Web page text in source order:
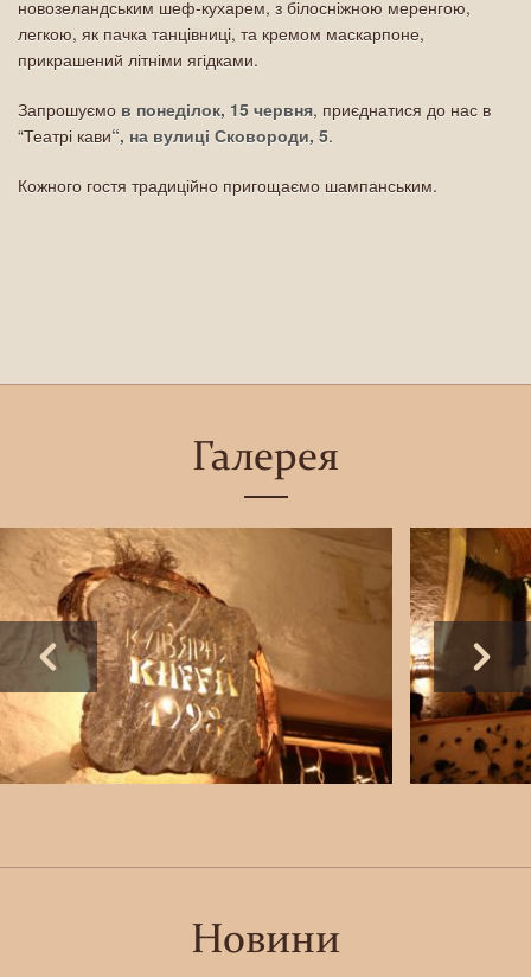
новозеландським шеф-кухарем, з білосніжною меренгою,
легкою, як пачка танцівниці, та кремом маскарпоне,
прикрашений літніми ягідками.
Запрошуємо в понеділок, 15 червня, приєднатися до нас в
“Театрі кави“, на вулиці Сковороди, 5.
Кожного гостя традиційно пригощаємо шампанським.
Галерея
Новини